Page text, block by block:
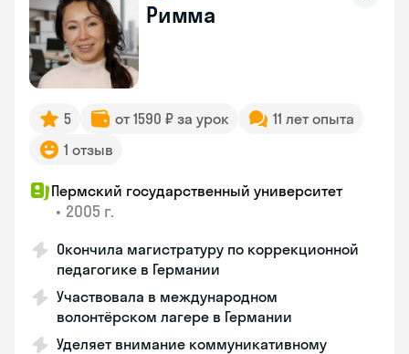
Римма
5 от 1590 ₽ за урок
11 лет опыта
1 отзыв
Пермский государственный университет
• 2005 г.
Окончила магистратуру по коррекционной
педагогике в Германии
Участвовала в международном
волонтёрском лагере в Германии
Уделяет внимание коммуникативному